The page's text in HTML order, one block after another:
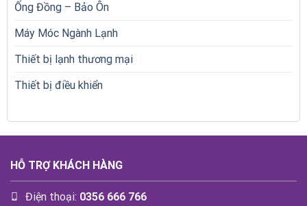
Ống Đồng – Bảo Ôn
Máy Móc Ngành Lạnh
Thiết bị lạnh thương mại
Thiết bị điều khiển
HỖ TRỢ KHÁCH HÀNG
Điện thoại: 0356 666 766